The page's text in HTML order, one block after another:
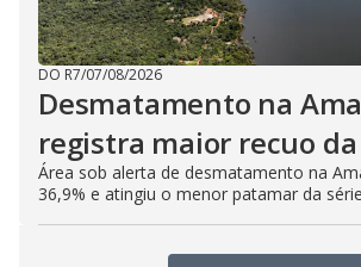
DO R7/07/08/2026
Desmatamento na
registra maior recuo
Área sob alerta de desmatamento na
36,9% e atingiu o menor patamar da